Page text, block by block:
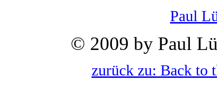
Paul
© 2009 by Paul
zurück zu: Back to